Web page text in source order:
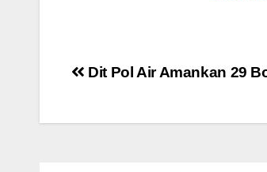
Post
Dit Pol Air Amankan 29